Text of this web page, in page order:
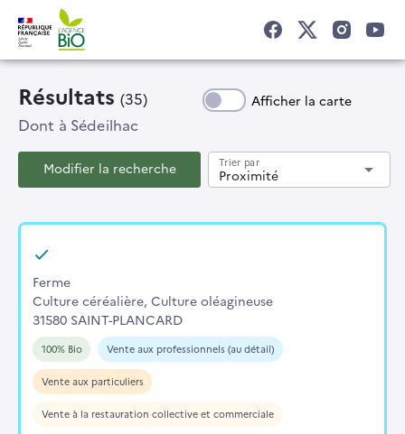
Résultats (35) Afficher la carte
Dont à Sédeilhac
Modifier la recherche Proximité
Trier par arrow_drop_down
Ferme
Culture céréalière, Culture oléagineuse
31580 SAINT-PLANCARD
100% Bio Vente aux professionnels (au détail)
Vente aux particuliers
Vente à la restauration collective et commerciale